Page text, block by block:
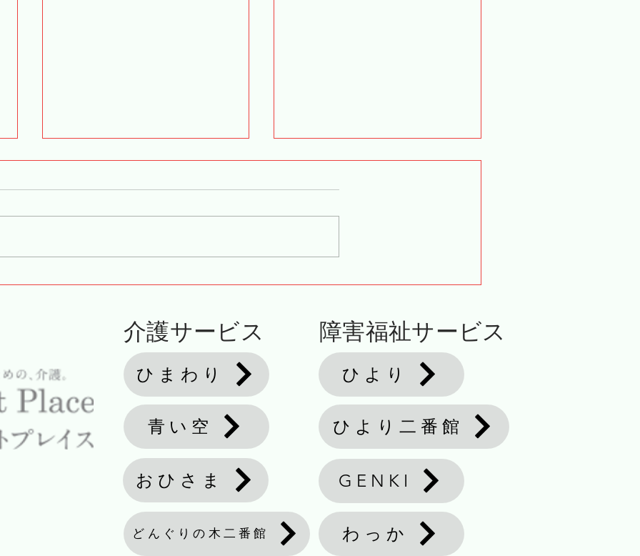
介護サービス
ひまわり
青い空
おひさま
どんぐりの木二番館
障害福祉サービス
ひより
ひより二番館
GENKI
わっか